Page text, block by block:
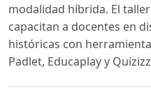
modalidad híbrida. El
capacitan a docentes en
históricas con
Padlet, Educaplay y